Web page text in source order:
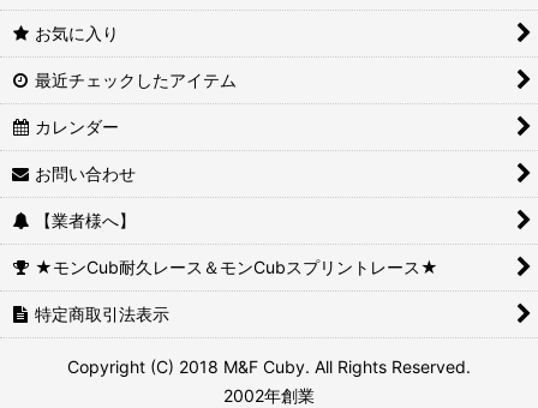
お気に入り
最近チェックしたアイテム
カレンダー
お問い合わせ
【業者様へ】
★モンCub耐久レース＆モンCubスプリントレース★
特定商取引法表示
Copyright (C) 2018 M&F Cuby. All Rights Reserved.
2002年創業